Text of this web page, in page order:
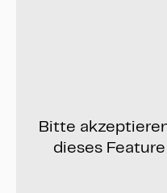
Bitte
dieses